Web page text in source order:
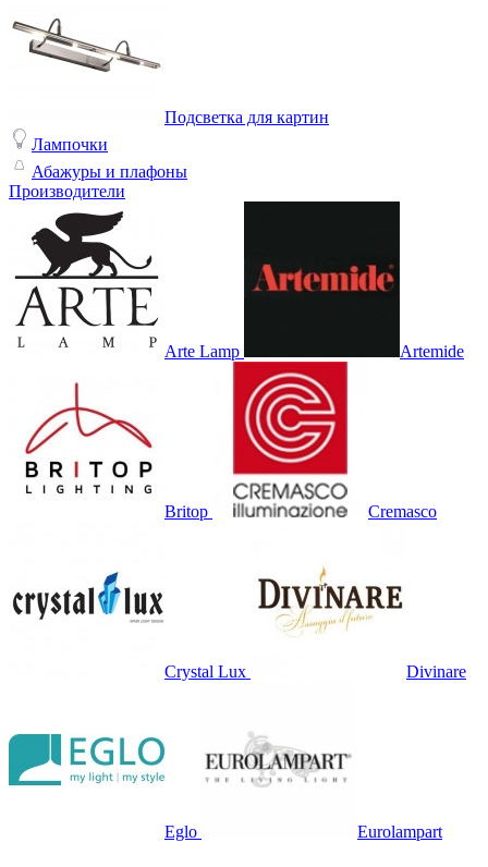
Подсветка для картин
Лампочки
Абажуры и плафоны
Производители
Arte Lamp Artemide
Britop Cremasco
Crystal Lux Divinare
Eglo Eurolampart